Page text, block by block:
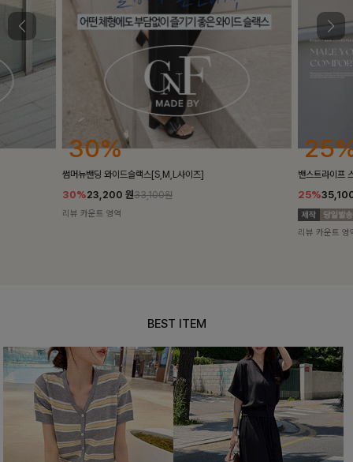
25%
밴스트라이프 스트링원피스
25%35,100원46,800원
12%
쥬린레이스 카
12%
리뷰 카운트 영
BEST ITEM